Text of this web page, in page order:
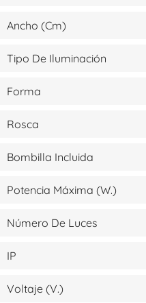
Ancho (cm)
Tipo De Iluminación
Forma
Rosca
Bombilla Incluida
Potencia Máxima (W.)
Número De Luces
IP
Voltaje (V.)